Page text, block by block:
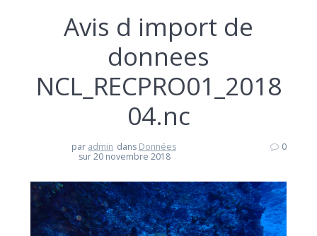
Avis d import de
donnees
NCL_RECPRO01_2018
04.nc
par admin dans Données
sur 20 novembre 2018
0